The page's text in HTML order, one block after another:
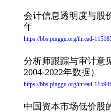
会计信息透明度与股
年
https://bbs.pinggu.org/thread-
分析师跟踪与审计意
2004-2022年数据）
https://bbs.pinggu.org/thread-
中国资本市场低价股